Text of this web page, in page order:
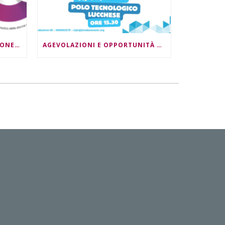
DONNE, LAVORO E INNOVAZIONE DIGITALE: DOPPIO APPUNTAMENTO AGEVOLAZIONI E OPPORTUNITÀ PER LE IMPRESE